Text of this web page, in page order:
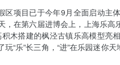
项目已于今年9月全面启动主
，在第六届进博会上，上海乐高
木搭建的枫泾古镇乐高模型亮
“乐”长三角，“进”在乐园迷你